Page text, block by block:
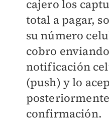
cajero los
total a pagar,
su número
cobro
notificación
(push) y lo
confirmación.